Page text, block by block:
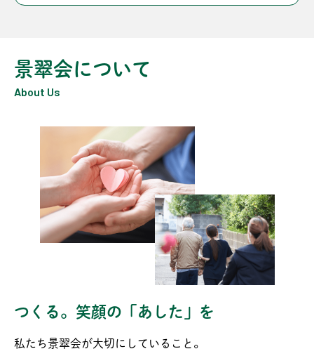
景翠会について
About Us
つくる。笑顔の「あした」を
私たち景翠会が大切にしていること。